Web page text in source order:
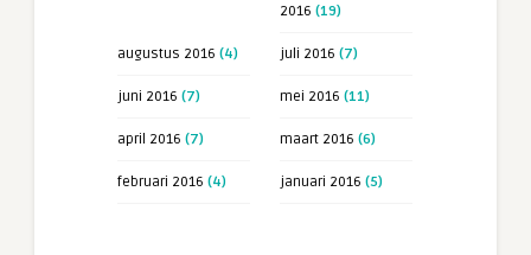
2016 (19)
augustus 2016 (4) juli 2016 (7)
juni 2016 (7) mei 2016 (11)
april 2016 (7) maart 2016 (6)
februari 2016 (4) januari 2016 (5)